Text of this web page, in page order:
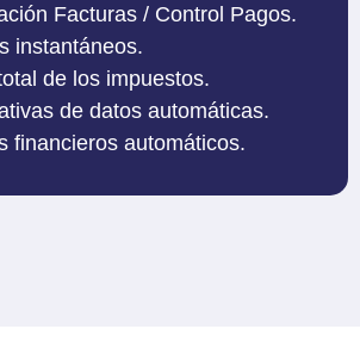
Facturas / Control Pagos.
instantáneos.
de los impuestos.
de datos automáticas.
financieros automáticos.